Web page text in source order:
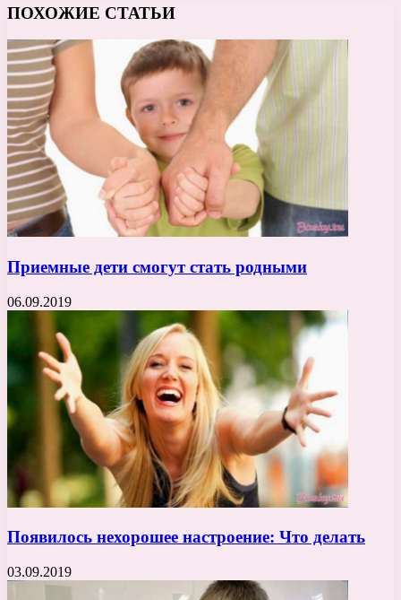
ПОХОЖИЕ СТАТЬИ
Приемные дети смогут стать родными
06.09.2019
Появилось нехорошее настроение: Что делать
03.09.2019